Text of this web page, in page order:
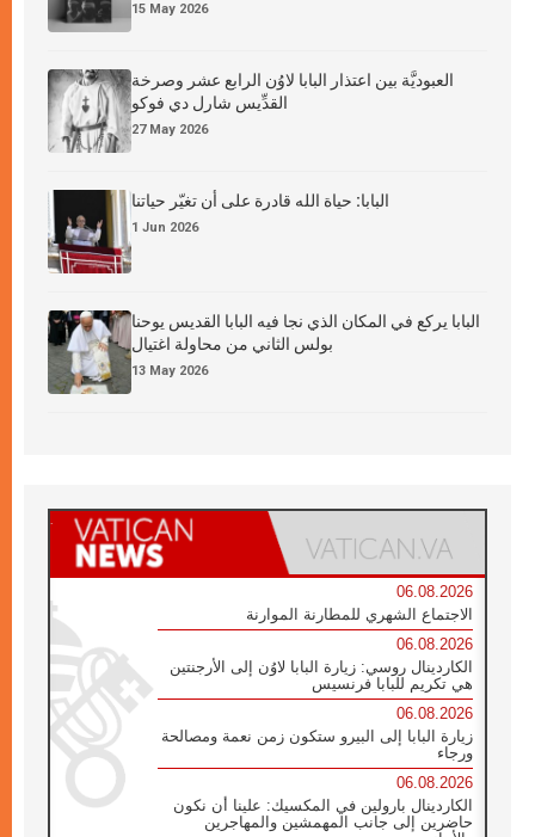
15 May 2026
العبوديَّة بين اعتذار البابا لاوُن الرابع عشر وصرخة
القدِّيس شارل دي فوكو
27 May 2026
البابا: حياة الله قادرة على أن تغيّر حياتنا
1 Jun 2026
البابا يركع في المكان الذي نجا فيه البابا القديس يوحنا
بولس الثاني من محاولة اغتيال
13 May 2026
06.08.2026
الاجتماع الشهري للمطارنة الموارنة
06.08.2026
الكاردينال روسي: زيارة البابا لاوُن إلى الأرجنتين
هي تكريم للبابا فرنسيس
06.08.2026
زيارة البابا إلى البيرو ستكون زمن نعمة ومصالحة
ورجاء
06.08.2026
الكاردينال بارولين في المكسيك: علينا أن نكون
حاضرين إلى جانب المهمشين والمهاجرين